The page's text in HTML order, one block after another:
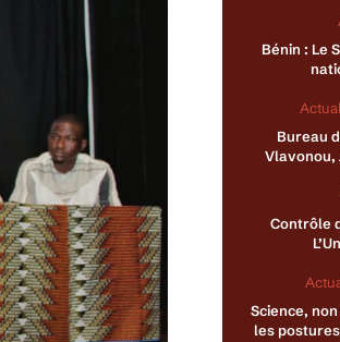
Bénin : Le
Bureau
Vlavonou,
Contrôle
Science,
les